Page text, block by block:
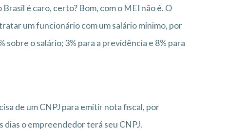
é caro, certo? Bom, com o MEI não é. O
um funcionário com um salário mínimo, por
sobre o salário; 3% para a previdência e 8% para
de um CNPJ para emitir nota fiscal, por
o empreendedor terá seu CNPJ.